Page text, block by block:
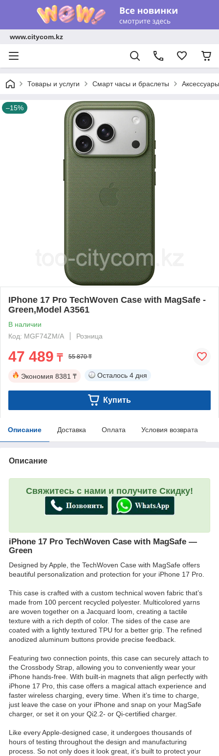
www.citycom.kz
Товары и услуги Смарт часы и браслеты Аксессуары
–15%
IPhone 17 Pro TechWoven Case with MagSafe -
Green,Model A3561
В наличии
Код: MGF74ZM/A
Розница
47 489 ₸ 55 870 ₸
Экономия 8381 ₸ Осталось 4 дня
Купить
Описание Доставка Оплата Условия возврата
Описание
Свяжитесь с нами и получите Скидку!
iPhone 17 Pro TechWoven Case with MagSafe —
Green
Designed by Apple, the TechWoven Case with MagSafe offers
beautiful personalization and protection for your iPhone 17 Pro.
This case is crafted with a custom technical woven fabric that’s
made from 100 percent recycled polyester. Multicolored yarns
are woven together on a Jacquard loom, creating a tactile
texture with a rich depth of color. The sides of the case are
coated with a lightly textured TPU for a better grip. The refined
anodized aluminum buttons provide precise feedback.
Featuring two connection points, this case can securely attach to
the Crossbody Strap, allowing you to conveniently wear your
iPhone hands-free. With built-in magnets that align perfectly with
iPhone 17 Pro, this case offers a magical attach experience and
faster wireless charging, every time. When it’s time to charge,
just leave the case on your iPhone and snap on your MagSafe
charger, or set it on your Qi2.2- or Qi-certified charger.
Like every Apple-designed case, it undergoes thousands of
hours of testing throughout the design and manufacturing
process. So not only does it look great, it’s built to protect your